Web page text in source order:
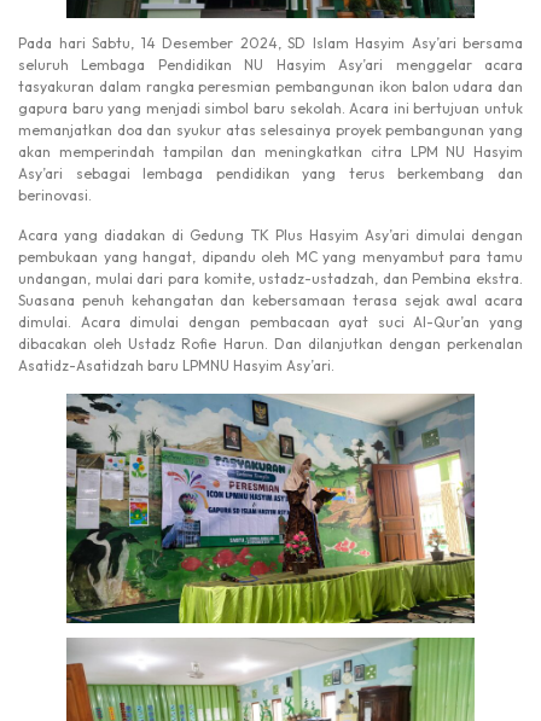
Pada hari Sabtu, 14 Desember 2024, SD Islam Hasyim Asy’ari bersama
seluruh Lembaga Pendidikan NU Hasyim Asy’ari menggelar acara
tasyakuran dalam rangka peresmian pembangunan ikon balon udara dan
gapura baru yang menjadi simbol baru sekolah. Acara ini bertujuan untuk
memanjatkan doa dan syukur atas selesainya proyek pembangunan yang
akan memperindah tampilan dan meningkatkan citra LPM NU Hasyim
Asy’ari sebagai lembaga pendidikan yang terus berkembang dan
berinovasi.
Acara yang diadakan di Gedung TK Plus Hasyim Asy’ari dimulai dengan
pembukaan yang hangat, dipandu oleh MC yang menyambut para tamu
undangan, mulai dari para komite, ustadz-ustadzah, dan Pembina ekstra.
Suasana penuh kehangatan dan kebersamaan terasa sejak awal acara
dimulai. Acara dimulai dengan pembacaan ayat suci Al-Qur’an yang
dibacakan oleh Ustadz Rofie Harun. Dan dilanjutkan dengan perkenalan
Asatidz-Asatidzah baru LPMNU Hasyim Asy’ari.